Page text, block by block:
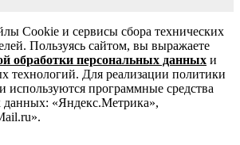
Cookie и сервисы сбора технических
Пользуясь сайтом, вы выражаете
обработки персональных данных и
технологий. Для реализации политики
используются программные средства
данных: «Яндекс.Метрика»,